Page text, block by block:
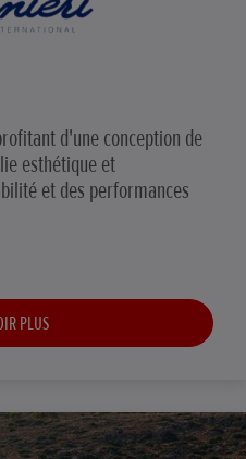
d'une conception de
esthétique et
et des performances
PLUS